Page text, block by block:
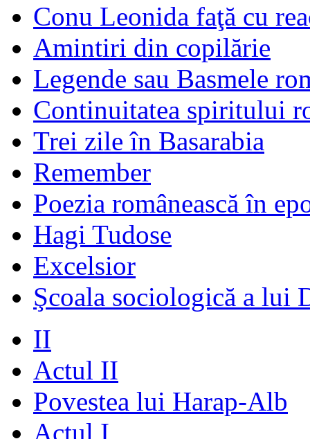
Conu Leonida faţă cu
Amintiri din copilărie
Legende sau Basmele
Continuitatea spiritului
Trei zile în Basarabia
Remember
Poezia românească în
Hagi Tudose
Excelsior
Şcoala sociologică a lui
II
Actul II
Povestea lui Harap-Alb
Actul I